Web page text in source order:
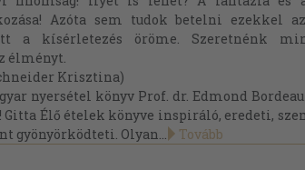
Azóta sem tudok betelni ezekkel
a kísérletezés öröme. Szeretnénk
élményt.
Krisztina)
nyersétel könyv Prof. dr. Edmond
Gitta Élő ételek könyve inspiráló, eredeti,
gyönyörködteti. Olyan...
Tovább